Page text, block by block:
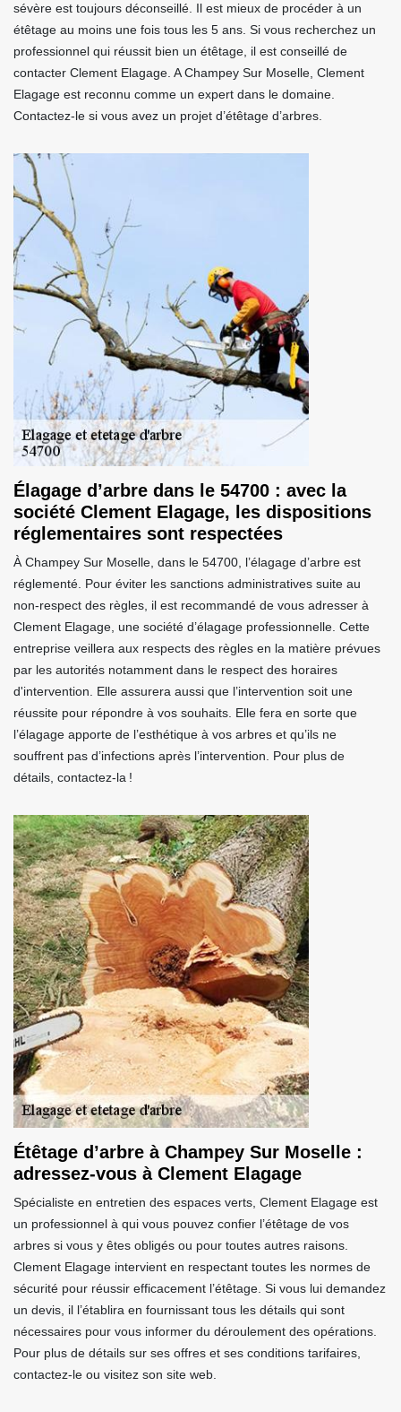
sévère est toujours déconseillé. Il est mieux de procéder à un
étêtage au moins une fois tous les 5 ans. Si vous recherchez un
professionnel qui réussit bien un étêtage, il est conseillé de
contacter Clement Elagage. A Champey Sur Moselle, Clement
Elagage est reconnu comme un expert dans le domaine.
Contactez-le si vous avez un projet d’étêtage d’arbres.
Élagage d’arbre dans le 54700 : avec la
société Clement Elagage, les dispositions
réglementaires sont respectées
À Champey Sur Moselle, dans le 54700, l’élagage d’arbre est
réglementé. Pour éviter les sanctions administratives suite au
non-respect des règles, il est recommandé de vous adresser à
Clement Elagage, une société d’élagage professionnelle. Cette
entreprise veillera aux respects des règles en la matière prévues
par les autorités notamment dans le respect des horaires
d'intervention. Elle assurera aussi que l’intervention soit une
réussite pour répondre à vos souhaits. Elle fera en sorte que
l’élagage apporte de l’esthétique à vos arbres et qu’ils ne
souffrent pas d’infections après l’intervention. Pour plus de
détails, contactez-la !
Étêtage d’arbre à Champey Sur Moselle :
adressez-vous à Clement Elagage
Spécialiste en entretien des espaces verts, Clement Elagage est
un professionnel à qui vous pouvez confier l’étêtage de vos
arbres si vous y êtes obligés ou pour toutes autres raisons.
Clement Elagage intervient en respectant toutes les normes de
sécurité pour réussir efficacement l’étêtage. Si vous lui demandez
un devis, il l’établira en fournissant tous les détails qui sont
nécessaires pour vous informer du déroulement des opérations.
Pour plus de détails sur ses offres et ses conditions tarifaires,
contactez-le ou visitez son site web.